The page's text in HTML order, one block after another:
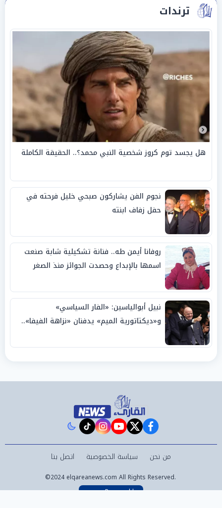
ترندات
هل يجسد توم كروز شخصية النبي محمد؟.. الحقيقة الكاملة
نجوم الفن يشاركون صبحي خليل فرحته في
حفل زفاف ابنته
روفانا أيمن طه.. فنانة تشكيلية شابة صنعت
اسمها بالإبداع وحصدت الجوائز منذ الصغر
نبيل أبوالياسين: «الفار السياسي»
و«ديكتاتورية الميم» يدفنان «نزاهة الفيفا»..
facebook
twitter
youtube
instagram
tiktok
من نحن سياسة الخصوصية اتصل بنا
©2024 elqareanews.com All Rights Reserved.
Powered by